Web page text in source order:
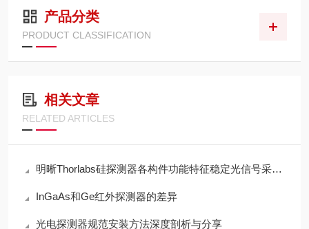
产品分类
PRODUCT CLASSIFICATION
相关文章
RELATED ARTICLES
明晰Thorlabs硅探测器各构件功能特征稳定光信号采集的完整度
InGaAs和Ge红外探测器的差异
光电探测器规范安装方法深度剖析与分享